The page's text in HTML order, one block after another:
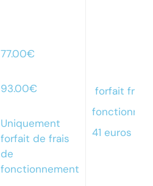
77.00€
93.00€
Uniquement
forfait de frais
de
fonctionnement
forfait frais
41 euros